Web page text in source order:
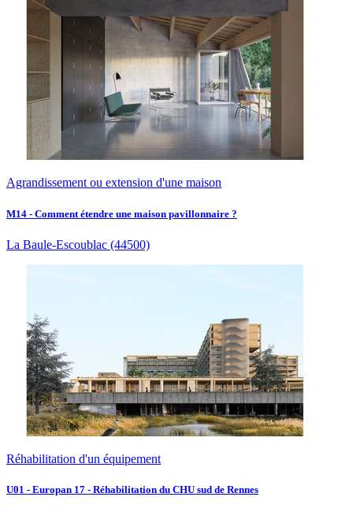
Agrandissement ou extension d'une maison
M14 - Comment étendre une maison pavillonnaire ?
La Baule-Escoublac (44500)
Réhabilitation d'un équipement
U01 - Europan 17 - Réhabilitation du CHU sud de Rennes